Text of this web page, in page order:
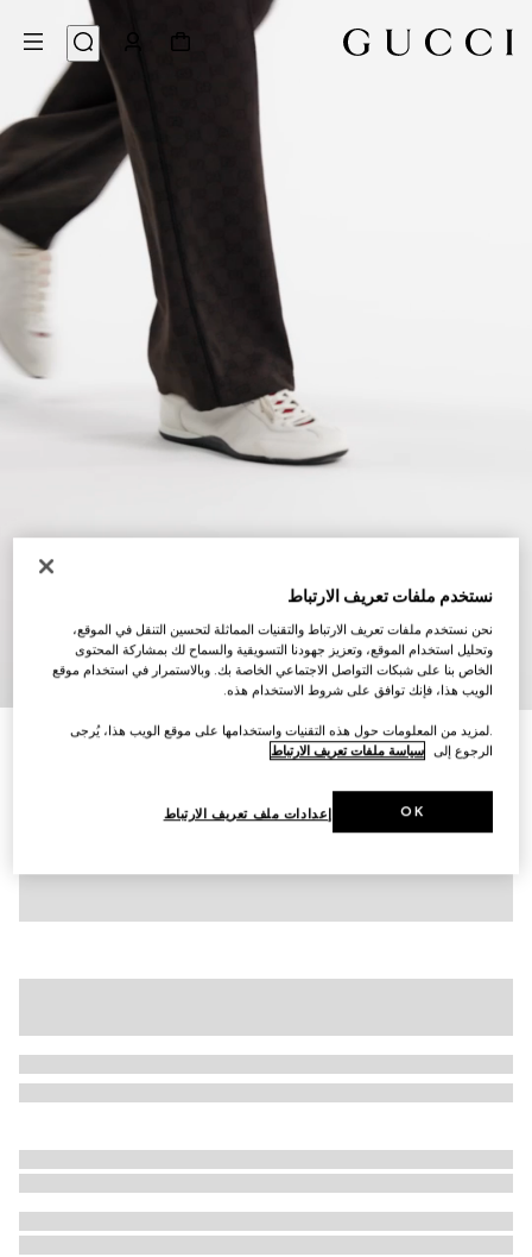
/
8
حذاء سنيكرز Gucci Shift للرجال
تنويعاتجلد باللون الأبيض
نستخدم ملفات تعريف الارتباط
نحن نستخدم ملفات تعريف الارتباط والتقنيات المماثلة لتحسين التنقل في الموقع،
وتحليل استخدام الموقع، وتعزيز جهودنا التسويقية والسماح لك بمشاركة المحتوى
الخاص بنا على شبكات التواصل الاجتماعي الخاصة بك. وبالاستمرار في استخدام موقع
الويب هذا، فإنك توافق على شروط الاستخدام هذه.
.لمزيد من المعلومات حول هذه التقنيات واستخدامها على موقع الويب هذا، يُرجى
الرجوع إلى سياسة ملفات تعريف الارتباط
إعدادات ملف تعريف الارتباط OK